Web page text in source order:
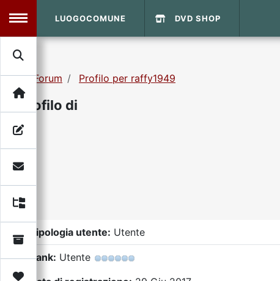
MENU
Search
Archivio
Video
Forum
Donazione
LUOGOCOMUNE DVD SHOP
Forum Profilo per raffy1949
Profilo di
Tipologia utente: Utente
Rank: Utente